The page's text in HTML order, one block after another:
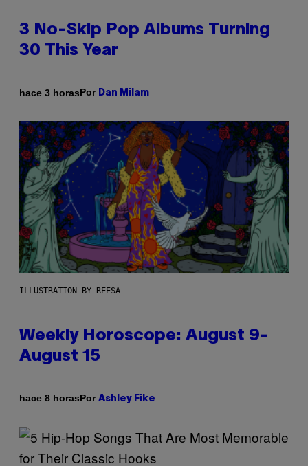
3 No-Skip Pop Albums Turning
30 This Year
hace 3 horasPor Dan Milam
ILLUSTRATION BY REESA
Weekly Horoscope: August 9-
August 15
hace 8 horasPor Ashley Fike